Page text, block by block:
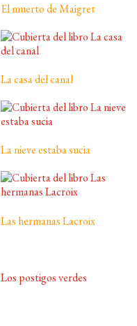
El muerto de Maigret
La casa del canal
La nieve estaba sucia
Las hermanas Lacroix
Los postigos verdes